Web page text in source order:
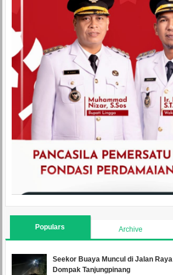
Populars Archive
Seekor Buaya Muncul di Jalan
Dompak Tanjungpinang